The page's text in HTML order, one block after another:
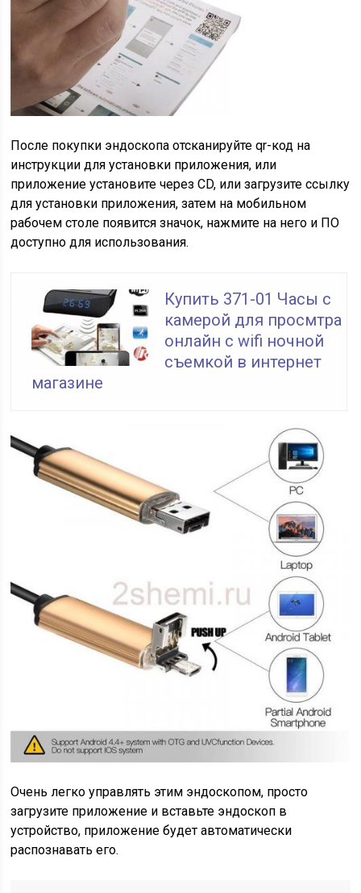
После покупки эндоскопа отсканируйте qr-код на
инструкции для установки приложения, или
приложение установите через CD, или загрузите ссылку
для установки приложения, затем на мобильном
рабочем столе появится значок, нажмите на него и ПО
доступно для использования.
Купить 371-01 Часы с
камерой для просмтра
онлайн с wifi ночной
съемкой в интернет
магазине
Очень легко управлять этим эндоскопом, просто
загрузите приложение и вставьте эндоскоп в
устройство, приложение будет автоматически
распознавать его.